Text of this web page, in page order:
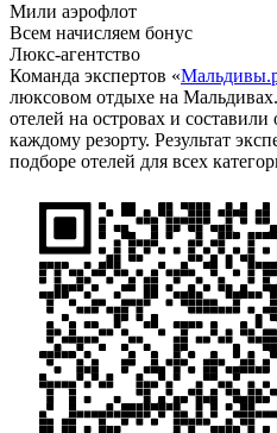
Мили аэрофлот
Всем начисляем бонус
Люкс-агентство
Команда экспертов «
люксовом отдыхе на
отелей на островах и
каждому резорту. Результат
подборе отелей для всех